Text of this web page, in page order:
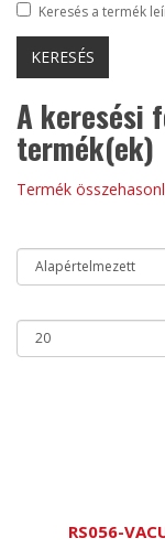
Keresés a termék
A keresési
termék(ek)
Termék
RS056-